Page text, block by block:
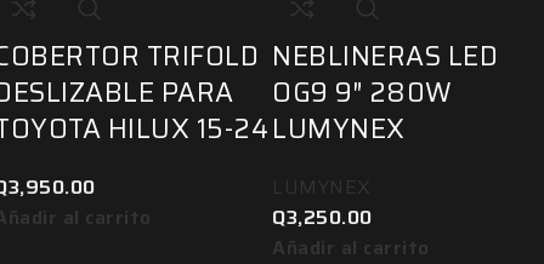
TRIFOLD
PARA
HILUX 15-24
3,950.00
al carrito
NEBLINERAS LED
OG9 9″ 280W
LUMYNEX
LUMYNEX
Q3,250.00
Añadir al carrito